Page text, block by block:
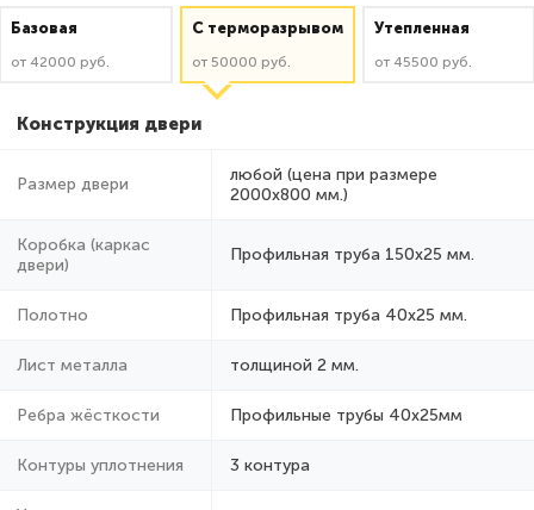
Базовая
от 42000 руб.
C терморазрывом
от 50000 руб.
Утепленная
от 45500 руб.
Конструкция двери
Размер двери
любой (цена при размере
2000x800 мм.)
Коробка (каркас
двери)
Профильная труба 150х25 мм.
Полотно Профильная труба 40х25 мм.
Лист металла толщиной 2 мм.
Ребра жёсткости Профильные трубы 40х25мм
Контуры уплотнения 3 контура